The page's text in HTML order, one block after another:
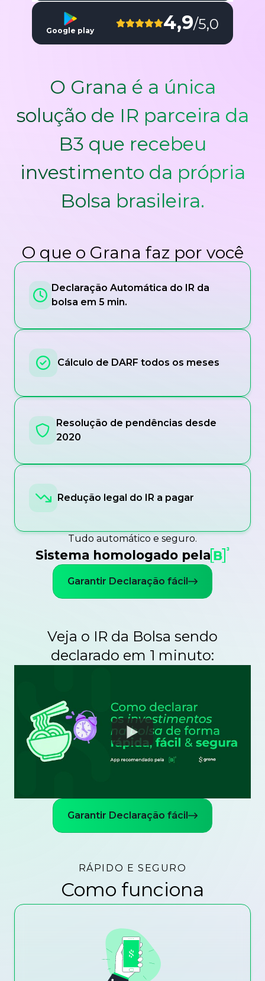
Google play 4,9/5,0
O Grana é a única
solução de IR parceira da
B3 que recebeu
investimento da própria
Bolsa brasileira.
O que o Grana faz por você
Declaração Automática do IR da
bolsa em 5 min.
Cálculo de DARF todos os meses
Resolução de pendências desde
2020
Redução legal do IR a pagar
Tudo automático e seguro.
Sistema homologado pela
Garantir Declaração fácil
Veja o IR da Bolsa sendo
declarado em 1 minuto:
Watch
Garantir Declaração fácil
RÁPIDO E SEGURO
Como funciona